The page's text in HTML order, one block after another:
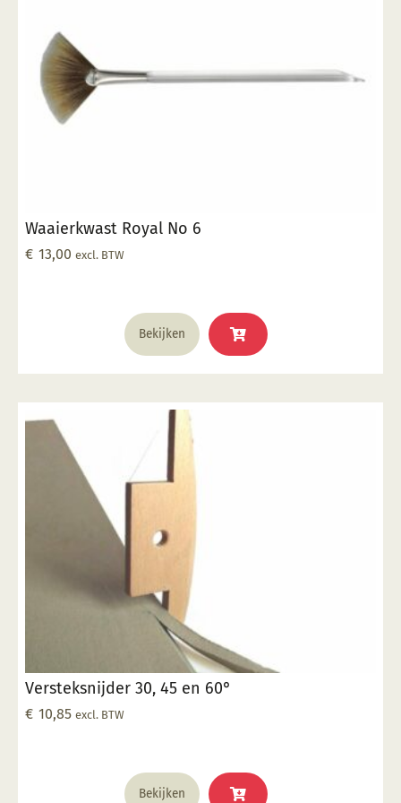
op
Waaierkwast Royal No 6
€ 13,00 excl. BTW
Bekijken
Versteksnijder 30, 45 en 60°
€ 10,85 excl. BTW
Bekijken